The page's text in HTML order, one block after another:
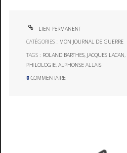
LIEN PERMANENT
CATÉGORIES : MON JOURNAL DE GUERRE
TAGS : ROLAND BARTHES, JACQUES LACAN,
PHILOLOGIE,ALPHONSE ALLAIS
0 COMMENTAIRE